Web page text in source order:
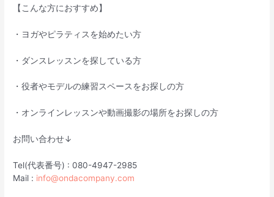
【こんな方におすすめ】
・ヨガやピラティスを始めたい方
・ダンスレッスンを探している方
・役者やモデルの練習スペースをお探しの方
・オンラインレッスンや動画撮影の場所をお探しの方
お問い合わせ↓
Tel(代表番号) : 080-4947-2985
Mail : info@ondacompany.com